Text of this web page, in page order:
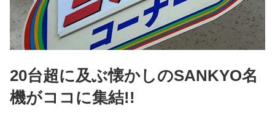
20台超に及ぶ懐かしのSANKYO名
機がココに集結!!